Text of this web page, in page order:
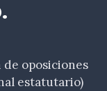
.
oposiciones
estatutario)